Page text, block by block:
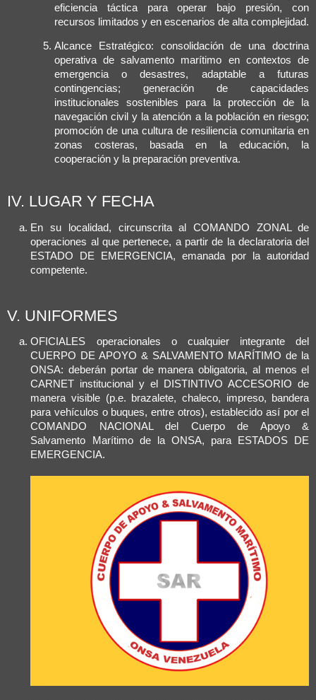
eficiencia táctica para operar bajo presión, con
recursos limitados y en escenarios de alta complejidad.
Alcance Estratégico: consolidación de una doctrina
operativa de salvamento marítimo en contextos de
emergencia o desastres, adaptable a futuras
contingencias; generación de capacidades
institucionales sostenibles para la protección de la
navegación civil y la atención a la población en riesgo;
promoción de una cultura de resiliencia comunitaria en
zonas costeras, basada en la educación, la
cooperación y la preparación preventiva.
IV. LUGAR Y FECHA
En su localidad, circunscrita al COMANDO ZONAL de
operaciones al que pertenece, a partir de la declaratoria del
ESTADO DE EMERGENCIA, emanada por la autoridad
competente.
V. UNIFORMES
OFICIALES operacionales o cualquier integrante del
CUERPO DE APOYO & SALVAMENTO MARÍTIMO de la
ONSA: deberán portar de manera obligatoria, al menos el
CARNET institucional y el DISTINTIVO ACCESORIO de
manera visible (p.e. brazalete, chaleco, impreso, bandera
para vehículos o buques, entre otros), establecido así por el
COMANDO NACIONAL del Cuerpo de Apoyo &
Salvamento Marítimo de la ONSA, para ESTADOS DE
EMERGENCIA.